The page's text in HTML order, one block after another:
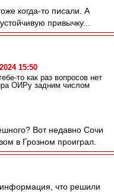
когда-то писали. А
привычку...
15:50
то как раз вопросов нет
ОИРу задним числом
Вот недавно Сочи
в Грозном проиграл.
информация, что решили